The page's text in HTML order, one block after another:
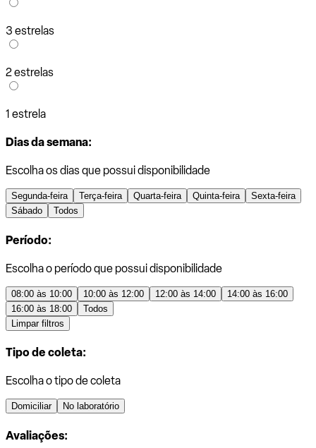
3 estrelas
2 estrelas
1 estrela
Dias da semana:
Escolha os dias que possui disponibilidade
Segunda-feira Terça-feira Quarta-feira Quinta-feira
Sexta-feira
Sábado
Todos
Período:
Escolha o período que possui disponibilidade
08:00 às 10:00 10:00 às 12:00 12:00 às 14:00
14:00 às 16:00
16:00 às 18:00
Todos
Limpar filtros
Tipo de coleta:
Escolha o tipo de coleta
Domiciliar No laboratório
Avaliações: